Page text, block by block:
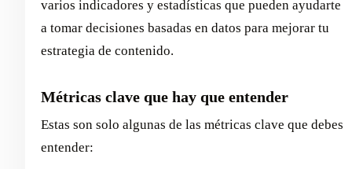
varios indicadores y estadísticas que pueden ayudarte
a tomar decisiones basadas en datos para mejorar tu
estrategia de contenido.
Métricas clave que hay que entender
Estas son solo algunas de las métricas clave que debes
entender: